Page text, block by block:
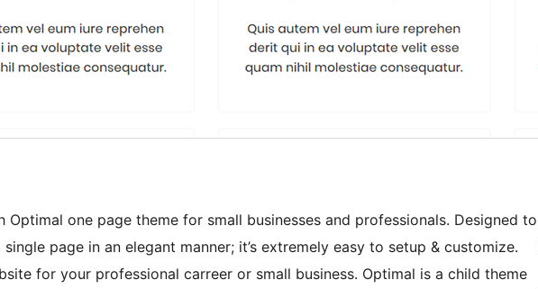
Optimal one page theme for small businesses and professionals. Designed to
page in an elegant manner; it’s extremely easy to setup & customize.
for your professional carreer or small business. Optimal is a child theme